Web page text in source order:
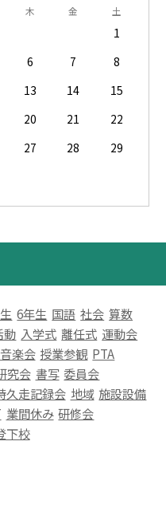
木 金 土
1
6 7
8
13 14
15
20 21
22
27 28
29
6年生 国語 社会 算数
動 入学式 離任式 運動会
音楽会 授業参観 PTA
究会 書写 委員会
久走記録会 地域 施設設備
業間休み 研修会
下校